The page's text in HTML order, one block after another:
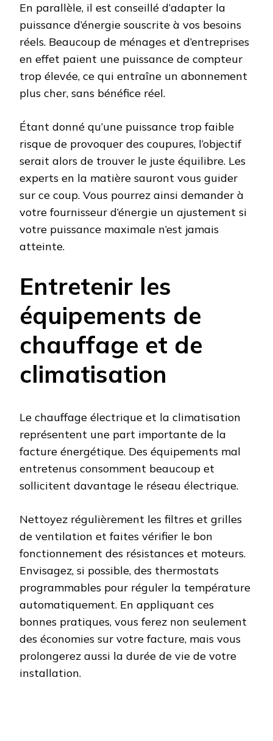
En parallèle, il est conseillé d’adapter la
puissance d’énergie souscrite à vos besoins
réels. Beaucoup de ménages et d’entreprises
en effet paient une puissance de compteur
trop élevée, ce qui entraîne un abonnement
plus cher, sans bénéfice réel.
Étant donné qu’une puissance trop faible
risque de provoquer des coupures, l’objectif
serait alors de trouver le juste équilibre. Les
experts en la matière sauront vous guider
sur ce coup. Vous pourrez ainsi demander à
votre fournisseur d’énergie un ajustement si
votre puissance maximale n’est jamais
atteinte.
Entretenir les
équipements de
chauffage et de
climatisation
Le chauffage électrique et la climatisation
représentent une part importante de la
facture énergétique. Des équipements mal
entretenus consomment beaucoup et
sollicitent davantage le réseau électrique.
Nettoyez régulièrement les filtres et grilles
de ventilation et faites vérifier le bon
fonctionnement des résistances et moteurs.
Envisagez, si possible, des thermostats
programmables pour réguler la température
automatiquement. En appliquant ces
bonnes pratiques, vous ferez non seulement
des économies sur votre facture, mais vous
prolongerez aussi la durée de vie de votre
installation.